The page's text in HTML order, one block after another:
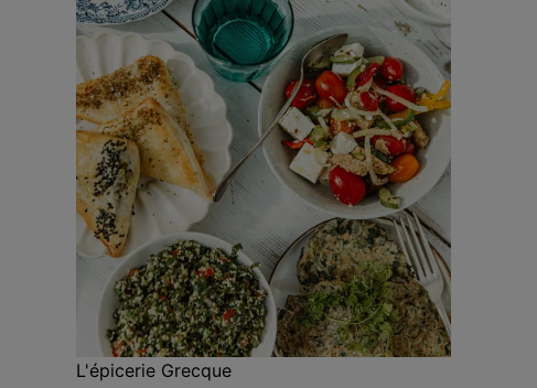
L'épicerie Grecque